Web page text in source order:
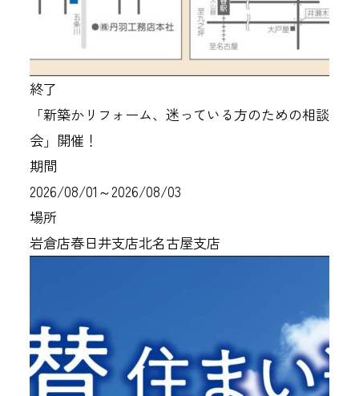
終了
「新築かリフォーム、迷っている方のための相談
会」開催！
期間
2026/08/01～2026/08/03
場所
岩倉店春日井支店北名古屋支店